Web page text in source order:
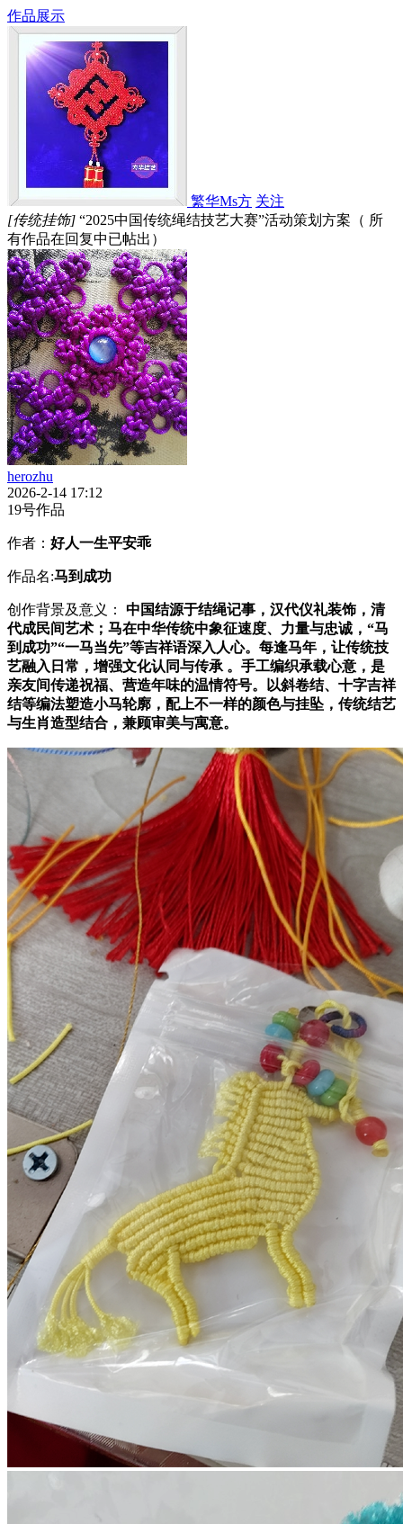
作品展示
繁华Ms方 关注
[传统挂饰] “2025中国传统绳结技艺大赛”活动策划方案（ 所
有作品在回复中已帖出）
herozhu
2026-2-14 17:12
19号作品
作者： 好人一生平安乖
作品名:马到成功
创作背景及意义： 中国结源于结绳记事，汉代仪礼装饰，清
代成民间艺术；马在中华传统中象征速度、力量与忠诚， “马
到成功”“一马当先”等吉祥语深入人心。每逢马年，让传统技
艺融入日常，增强文化认同与传承 。手工编织承载心意，是
亲友间传递祝福、营造年味的温情符号。以斜卷结、十字吉祥
结等编法塑造小马轮廓，配上不一样的颜色与挂坠，传统结艺
与生肖造型结合，兼顾审美与寓意。